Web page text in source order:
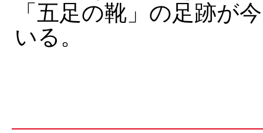
「五足の靴」の足跡が
いる。